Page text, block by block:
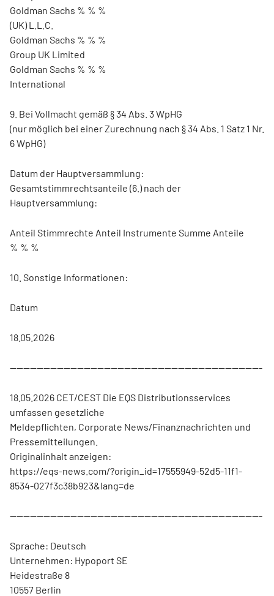
Goldman Sachs % % %
(UK) L.L.C.
Goldman Sachs % % %
Group UK Limited
Goldman Sachs % % %
International
9. Bei Vollmacht gemäß § 34 Abs. 3 WpHG
(nur möglich bei einer Zurechnung nach § 34 Abs. 1 Satz 1 Nr.
6 WpHG)
Datum der Hauptversammlung:
Gesamtstimmrechtsanteile (6.) nach der
Hauptversammlung:
Anteil Stimmrechte Anteil Instrumente Summe Anteile
% % %
10. Sonstige Informationen:
Datum
18.05.2026
---------------------------------------------------------------------------
18.05.2026 CET/CEST Die EQS Distributionsservices
umfassen gesetzliche
Meldepflichten, Corporate News/Finanznachrichten und
Pressemitteilungen.
Originalinhalt anzeigen:
https://eqs-news.com/?origin_id=17555949-52d5-11f1-
8534-027f3c38b923&lang=de
---------------------------------------------------------------------------
Sprache: Deutsch
Unternehmen: Hypoport SE
Heidestraße 8
10557 Berlin